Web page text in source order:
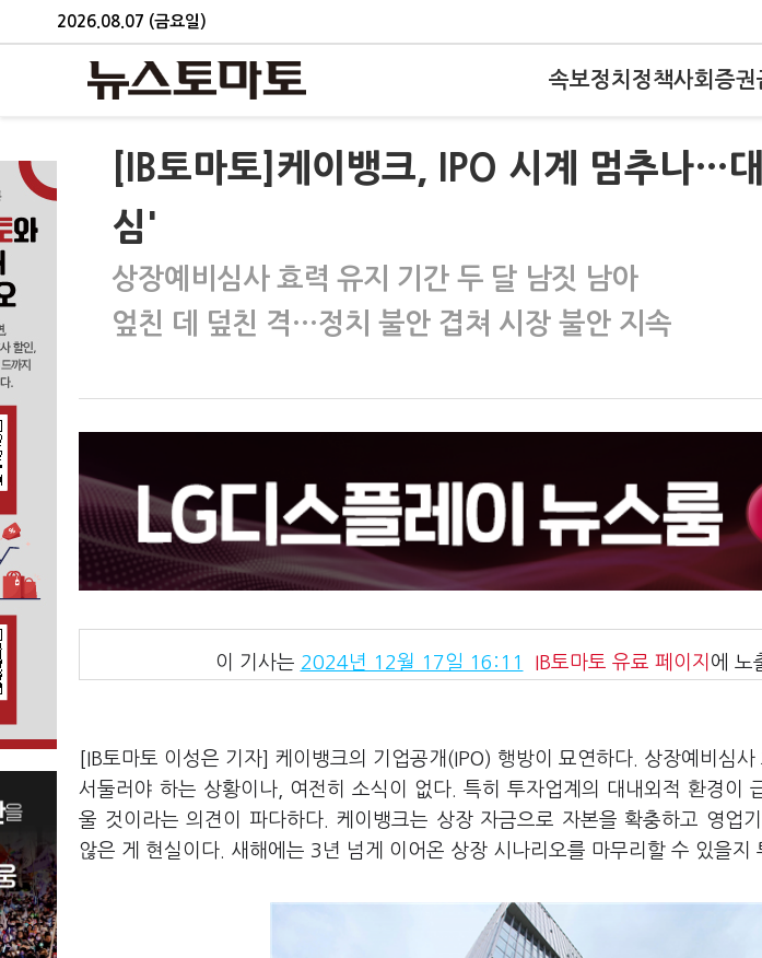
2026.08.07 (금요일)
속보정치 정책사회 증권
[IB토마토]케이뱅크, IPO 시계 멈추나…
심'
상장예비심사 효력 유지 기간 두 달 남짓 남아
엎친 데 덮친 격…정치 불안 겹쳐 시장 불안 지속
이 기사는 2024년 12월 17일 16:11 IB토마토 유료 페이지 에 노
[IB토마토 이성은 기자] 케이뱅크의 기업공개(IPO) 행방이 묘연하다. 상장예비심
서둘러야 하는 상황이나, 여전히 소식이 없다. 특히 투자업계의 대내외적 환경이
울 것이라는 의견이 파다하다. 케이뱅크는 상장 자금으로 자본을 확충하고 영업
않은 게 현실이다. 새해에는 3년 넘게 이어온 상장 시나리오를 마무리할 수 있을지